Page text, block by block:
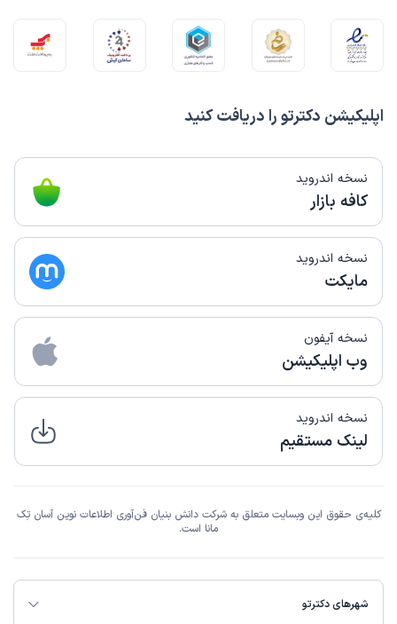
اپلیکیشن دکترتو را دریافت کنید
نسخه اندروید
کافه بازار
نسخه اندروید
مایکت
نسخه آیفون
وب اپلیکیشن
نسخه اندروید
لینک مستقیم
کلیه‌ی حقوق این وبسایت متعلق به شرکت دانش بنیان فن‌آوری اطلاعات نوین آسان تِک
مانا است.
شهرهای دکترتو